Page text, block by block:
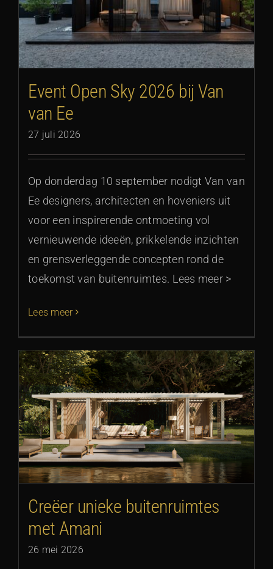
Event Open Sky 2026 bij Van
van Ee
27 juli 2026
Op donderdag 10 september nodigt Van van
Ee designers, architecten en hoveniers uit
voor een inspirerende ontmoeting vol
vernieuwende ideeën, prikkelende inzichten
en grensverleggende concepten rond de
toekomst van buitenruimtes. Lees meer >
Lees meer
Creëer unieke buitenruimtes
met Amani
26 mei 2026